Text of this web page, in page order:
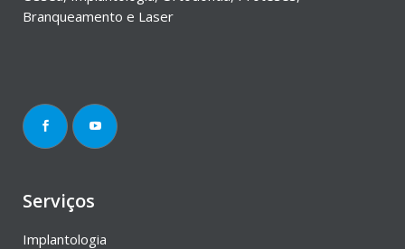
Branqueamento e Laser
Serviços
Implantologia